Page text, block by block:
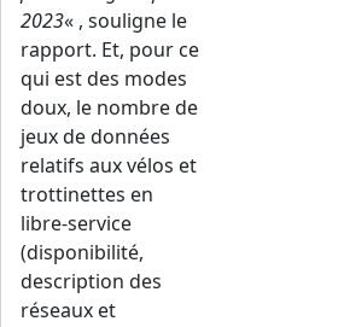
2023« , souligne le
rapport. Et, pour ce
qui est des modes
doux, le nombre de
jeux de données
relatifs aux vélos et
trottinettes en
libre-service
(disponibilité,
description des
réseaux et